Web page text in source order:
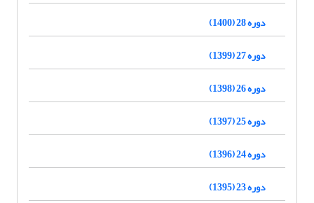
دوره 28 (1400)
دوره 27 (1399)
دوره 26 (1398)
دوره 25 (1397)
دوره 24 (1396)
دوره 23 (1395)